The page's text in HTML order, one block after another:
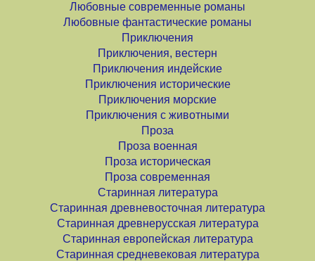
Любовные современные романы
Любовные фантастические романы
Приключения
Приключения, вестерн
Приключения индейские
Приключения исторические
Приключения морские
Приключения с животными
Проза
Проза военная
Проза историческая
Проза современная
Старинная литература
Старинная древневосточная литература
Старинная древнерусская литература
Старинная европейская литература
Старинная средневековая литература